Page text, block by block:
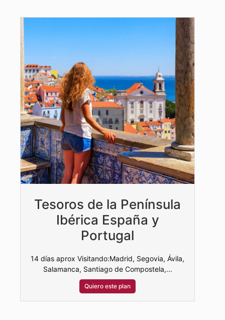
Tesoros de la Península
Ibérica España y
Portugal
14 días aprox Visitando:Madrid, Segovia, Ávila,
Salamanca, Santiago de Compostela,...
Quiero este plan